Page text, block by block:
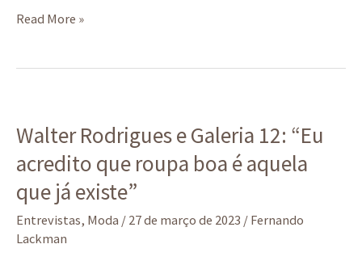
Read More »
Walter Rodrigues e Galeria 12: “Eu
acredito que roupa boa é aquela
que já existe”
Entrevistas, Moda / 27 de março de 2023 / Fernando
Lackman
Rodrigues
e
Galeria
12:
“Eu